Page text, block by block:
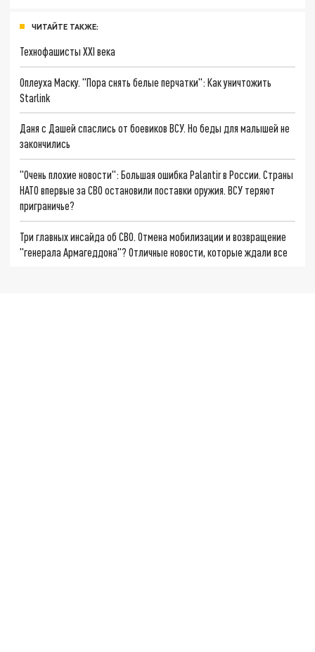
ЧИТАЙТЕ ТАКЖЕ:
Технофашисты XXI века
Оплеуха Маску. "Пора снять белые перчатки": Как уничтожить
Starlink
Даня с Дашей спаслись от боевиков ВСУ. Но беды для малышей не
закончились
"Очень плохие новости": Большая ошибка Palantir в России. Страны
НАТО впервые за СВО остановили поставки оружия. ВСУ теряют
приграничье?
Три главных инсайда об СВО. Отмена мобилизации и возвращение
"генерала Армагеддона"? Отличные новости, которые ждали все